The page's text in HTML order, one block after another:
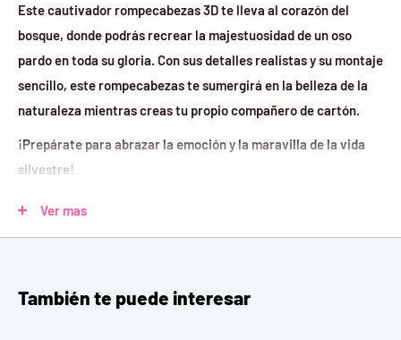
Este cautivador rompecabezas 3D te lleva al corazón del
bosque, donde podrás recrear la majestuosidad de un oso
pardo en toda su gloria. Con sus detalles realistas y su montaje
sencillo, este rompecabezas te sumergirá en la belleza de la
naturaleza mientras creas tu propio compañero de cartón.
¡Prepárate para abrazar la emoción y la maravilla de la vida
silvestre!
Piezas: 88
Ver mas
También te puede interesar